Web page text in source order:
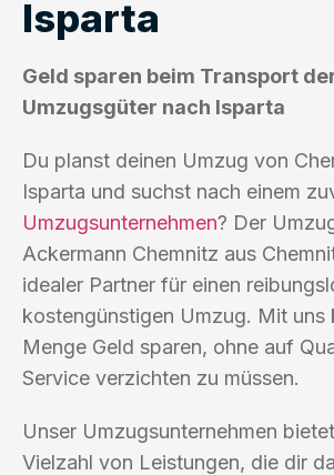
Isparta
Geld sparen beim Transport
Umzugsgüter nach Isparta
Du planst deinen Umzug von
Isparta und suchst nach einem
Umzugsunternehmen? Der
Ackermann Chemnitz aus
idealer Partner für einen
kostengünstigen Umzug. Mit uns
Menge Geld sparen, ohne auf
Service verzichten zu müssen.
Unser Umzugsunternehmen
Vielzahl von Leistungen, die dir